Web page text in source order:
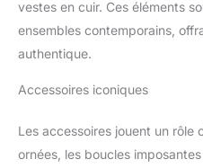
vestes en cuir. Ces éléments
ensembles contemporains,
authentique.
Accessoires iconiques
Les accessoires jouent un rôle
ornées, les boucles